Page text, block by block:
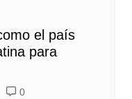
el país
para
0